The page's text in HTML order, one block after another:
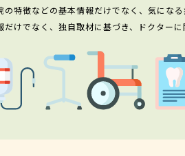
特徴などの基本情報だけでなく、気にな
だけでなく、独自取材に基づき、ドクター